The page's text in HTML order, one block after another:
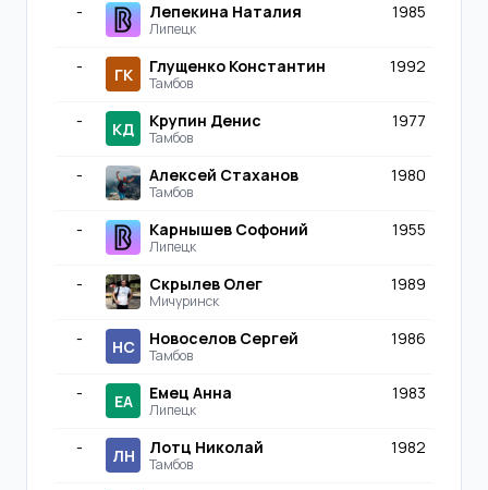
- Лепекина Наталия
Липецк
1985
- ГК Глущенко Константин
Тамбов
1992
- КД Крупин Денис
Тамбов
1977
- Алексей Стаханов
Тамбов
1980
- Карнышев Софоний
Липецк
1955
- Скрылев Олег
Мичуринск
1989
- НС Новоселов Сергей
Тамбов
1986
- ЕА Емец Анна
Липецк
1983
- ЛН Лотц Николай
Тамбов
1982